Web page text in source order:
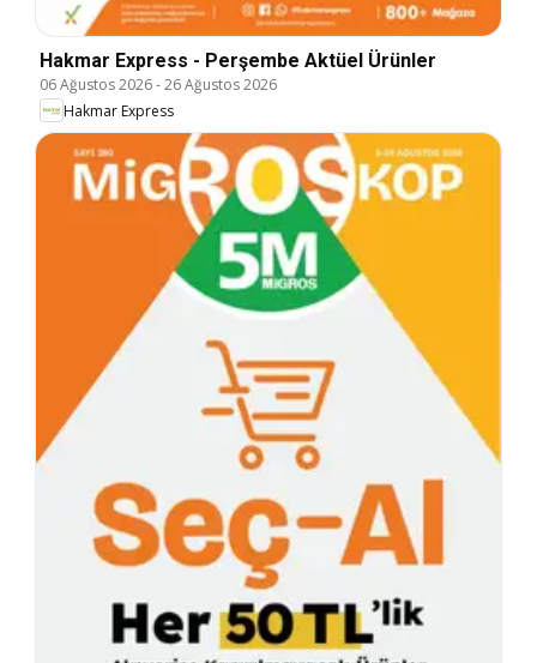
Hakmar Express - Perşembe Aktüel Ürünler
06 Ağustos 2026-26 Ağustos 2026
Hakmar Express